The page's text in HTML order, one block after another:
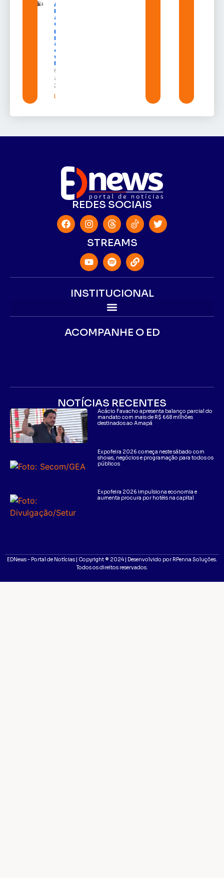
Após veto,
Lula envia
ao
Congresso
projeto
para criar
a UNIFRON
e grava
vídeo para
Randolfe
6 de
agosto de
2026
Leia mais »
REDES SOCIAIS
STREAMS
INSTITUCIONAL
ACOMPANHE O ED
NOTÍCIAS RECENTES
Acácio Favacho apresenta balanço parcial do
mandato com mais de R$ 668 milhões
destinados ao Amapá
Expofeira 2026 começa neste sábado com
shows, negócios e programação para todos os
públicos
Expofeira 2026 impulsiona economia e
aumenta procura por hotéis na capital
EDNews - Portal de Notícias | Copyright ® 2024 | Desenvolvido por RPenna Soluções.
Todos os direitos reservados.